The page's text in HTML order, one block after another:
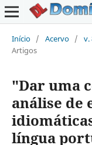
Início / Acervo / v.
Artigos
"Dar uma
análise de
língua